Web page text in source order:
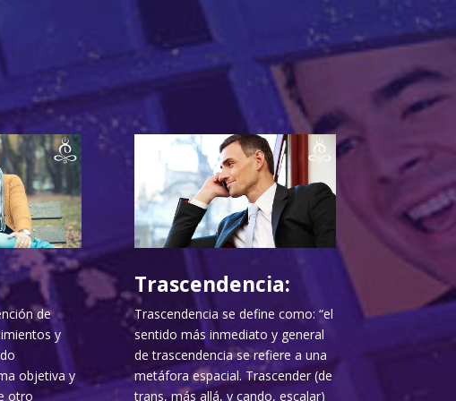
de
y
objetiva y
otro
Trascendencia:
Trascendencia se define como: “el
sentido más inmediato y general
de trascendencia se refiere a una
metáfora espacial. Trascender (de
trans, más allá, y cando, escalar)